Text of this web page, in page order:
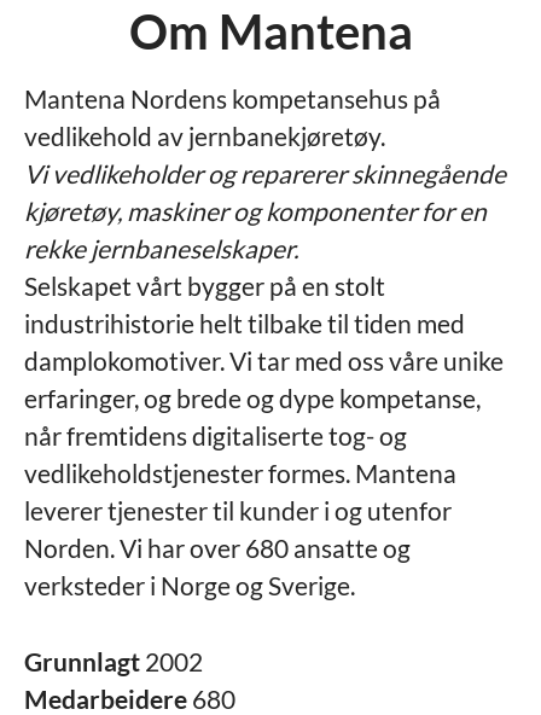
Om Mantena
Mantena Nordens kompetansehus på
vedlikehold av jernbanekjøretøy.
Vi vedlikeholder og reparerer skinnegående
kjøretøy, maskiner og komponenter for en
rekke jernbaneselskaper.
Selskapet vårt bygger på en stolt
industrihistorie helt tilbake til tiden med
damplokomotiver. Vi tar med oss våre unike
erfaringer, og brede og dype kompetanse,
når fremtidens digitaliserte tog- og
vedlikeholdstjenester formes. Mantena
leverer tjenester til kunder i og utenfor
Norden. Vi har over 680 ansatte og
verksteder i Norge og Sverige.
Grunnlagt 2002
Medarbeidere 680